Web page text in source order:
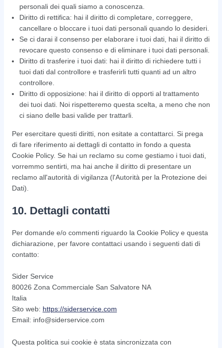
personali dei quali siamo a conoscenza.
Diritto di rettifica: hai il diritto di completare, correggere,
cancellare o bloccare i tuoi dati personali quando lo desideri.
Se ci darai il consenso per elaborare i tuoi dati, hai il diritto di
revocare questo consenso e di eliminare i tuoi dati personali.
Diritto di trasferire i tuoi dati: hai il diritto di richiedere tutti i
tuoi dati dal controllore e trasferirli tutti quanti ad un altro
controllore.
Diritto di opposizione: hai il diritto di opporti al trattamento
dei tuoi dati. Noi rispetteremo questa scelta, a meno che non
ci siano delle basi valide per trattarli.
Per esercitare questi diritti, non esitate a contattarci. Si prega
di fare riferimento ai dettagli di contatto in fondo a questa
Cookie Policy. Se hai un reclamo su come gestiamo i tuoi dati,
vorremmo sentirti, ma hai anche il diritto di presentare un
reclamo all'autorità di vigilanza (l'Autorità per la Protezione dei
Dati).
10. Dettagli contatti
Per domande e/o commenti riguardo la Cookie Policy e questa
dichiarazione, per favore contattaci usando i seguenti dati di
contatto:
Sider Service
80026 Zona Commerciale San Salvatore NA
Italia
Sito web: https://siderservice.com
Email: moc.ecivresredis@ofni
Questa politica sui cookie è stata sincronizzata con